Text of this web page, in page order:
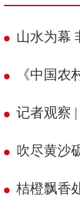
山水为幕
《中国农
记者观察
吹尽黄沙砺
桔橙飘香